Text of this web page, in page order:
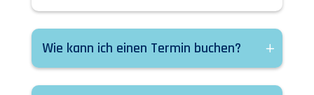
Wie kann ich einen Termin buchen?